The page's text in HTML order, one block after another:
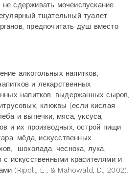
сдерживать мочеиспускание
тщательный туалет
предпочитать душ вместо
алкогольных напитков,
и лекарственных
напитков, выдержанных сыров,
клюквы (если кислая
и выпечки, мяса, уксуса,
и их производных, острой пищи
мёда, искусственных
шоколада, чеснока, лука,
с искусственными красителями и
(Ripoll, E., & Mahowald, D., 2002).